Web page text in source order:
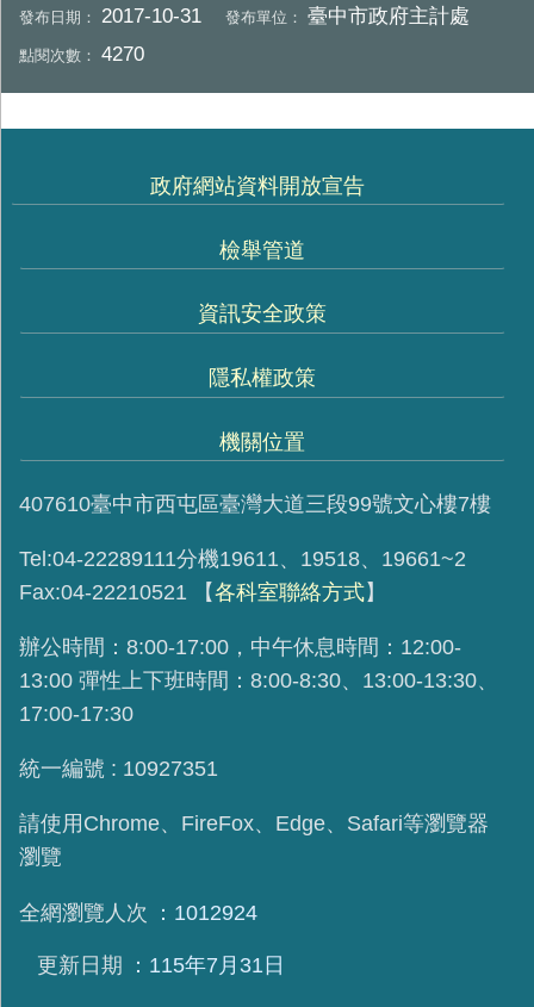
發布日期：2017-10-31 發布單位：臺中市政府主計處
點閱次數：4270
政府網站資料開放宣告
檢舉管道
資訊安全政策
隱私權政策
機關位置
407610臺中市西屯區臺灣大道三段99號文心樓7樓
Tel:04-22289111分機19611、19518、19661~2
Fax:04-22210521
【各科室聯絡方式】
辦公時間：8:00-17:00，中午休息時間：12:00-
13:00 彈性上下班時間：8:00-8:30、13:00-13:30、
17:00-17:30
統一編號 : 10927351
請使用 Chrome、FireFox、Edge、Safari等瀏覽器
瀏覽
全網瀏覽人次 1012924
更新日期 115年7月31日